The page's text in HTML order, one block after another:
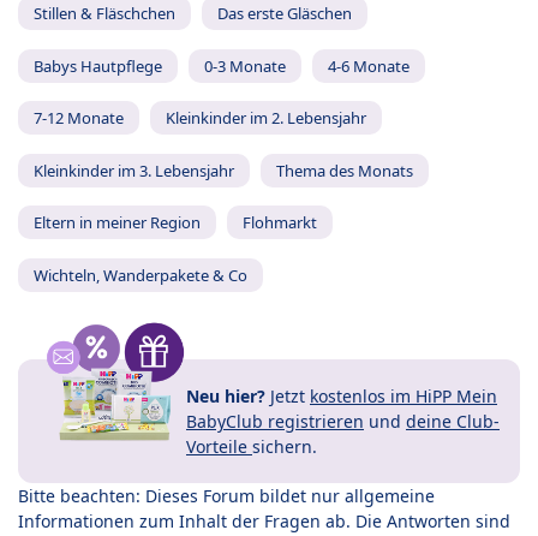
Stillen & Fläschchen Das erste Gläschen
Babys Hautpflege 0-3 Monate 4-6 Monate
7-12 Monate Kleinkinder im 2. Lebensjahr
Kleinkinder im 3. Lebensjahr Thema des Monats
Eltern in meiner Region Flohmarkt
Wichteln, Wanderpakete & Co
Neu hier? Jetzt kostenlos im HiPP Mein
BabyClub registrieren und deine Club-
Vorteile sichern.
Bitte beachten: Dieses Forum bildet nur allgemeine
Informationen zum Inhalt der Fragen ab. Die Antworten sind